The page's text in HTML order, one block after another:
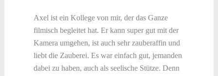
Axel ist ein Kollege von mir, der das Ganze
filmisch begleitet hat. Er kann super gut mit der
Kamera umgehen, ist auch sehr zauberaffin und
liebt die Zauberei. Es war einfach gut, jemanden
dabei zu haben, auch als seelische Stütze. Denn